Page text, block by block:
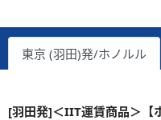
東京 (羽田)発/ホノルル
[羽田発]＜IIT運賃商品＞【